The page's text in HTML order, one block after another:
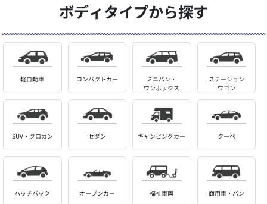
ボディタイプから探す
軽自動車 コンパクトカー
ミニバン・
ワンボックス
ステーション
ワゴン
SUV・クロカン セダン キャンピングカー クーペ
ハッチバック オープンカー 福祉車両 商用車・バン